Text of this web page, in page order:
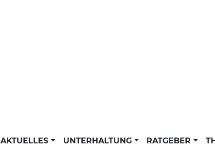
AKTUELLES UNTERHALTUNG RATGEBER